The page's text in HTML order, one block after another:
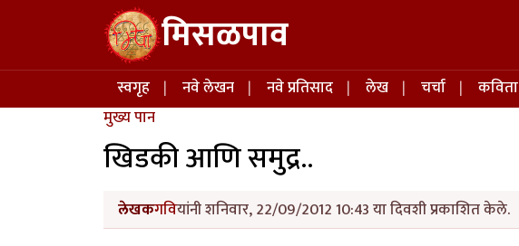
Skip to main content मिसळपाव
Main navigation
स्वगृह नवे लेखन नवे प्रतिसाद लेख चर्चा कविता
मुख्य पान
खिडकी आणि समुद्र..
लेखकगवियांनी शनिवार, 22/09/2012 10:43 या दिवशी प्रकाशित केले.